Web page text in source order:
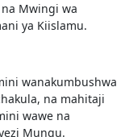
Mwingi wa
ya Kiislamu.
wanakumbushwa
na mahitaji
wawe na
Mungu.